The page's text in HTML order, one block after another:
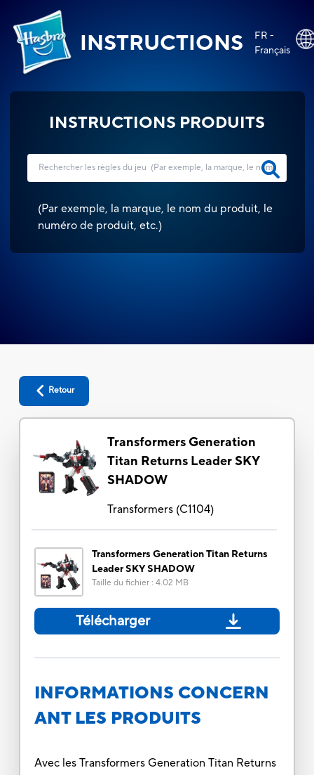
INSTRUCTIONS
FR -
Français
INSTRUCTIONS PRODUITS
(Par exemple, la marque, le nom du produit, le
numéro de produit, etc.)
Retour
Transformers Generation
Titan Returns Leader SKY
SHADOW
Transformers(C1104)
Transformers Generation Titan Returns
Leader SKY SHADOW
Taille du fichier: 4.02 MB
Télécharger
INFORMATIONS CONCERN
ANT LES PRODUITS
Avec les Transformers Generation Titan Returns